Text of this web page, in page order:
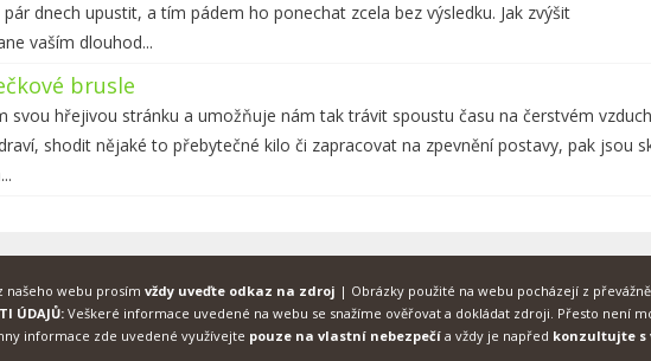
dnech upustit, a tím pádem ho ponechat zcela bez výsledku. Jak zvýšit
vaším dlouhod...
brusle
svou hřejivou stránku a umožňuje nám tak trávit spoustu času na čerstvém
shodit nějaké to přebytečné kilo či zapracovat na zpevnění postavy, pak jsou
našeho webu prosím vždy uveďte odkaz na zdroj | Obrázky použité na webu pocházejí z
ÚDAJŮ: Veškeré informace uvedené na webu se snažíme ověřovat a dokládat zdroji. Přesto není
informace zde uvedené využívejte pouze na vlastní nebezpečía vždy je napřed konzultujte s